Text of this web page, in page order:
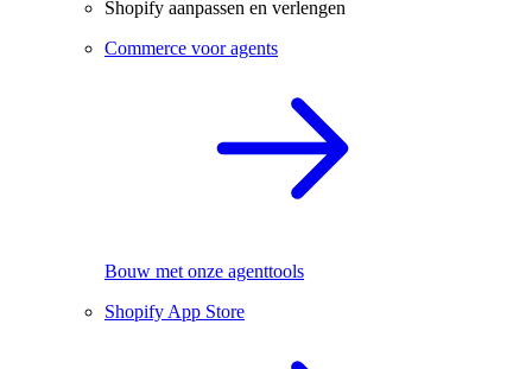
Shopify aanpassen en verlengen
Commerce voor agents
Bouw met onze agenttools
Shopify App Store